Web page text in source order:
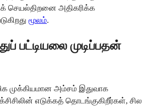
செயல்திறனை அதிகரிக்க
மூலம்.
பட்டியலை முடிப்பதன்
முக்கியமான அம்சம் இதுவாக
எடுக்கத் தொடங்குகிறீர்கள், சில